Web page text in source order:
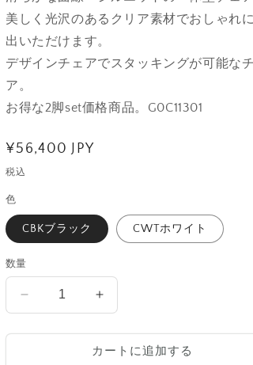
美しく光沢のあるクリア素材でおしゃれ
出いただけます。
デザインチェアでスタッキングが可能な
ア。
お得な2脚set価格商品。G0C11301
通
常
価
格
¥56,400 JPY
税込
色
CBKブラック CWTホワイト
数量
WAVECLEARCHAIR
2
脚
WAVECLEARCHAIR
2
脚
set
カートに追加する